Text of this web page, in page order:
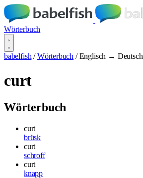
Wörterbuch
babelfish / Wörterbuch / Englisch → Deutsch
curt
Wörterbuch
curt
brüsk
curt
schroff
curt
knapp